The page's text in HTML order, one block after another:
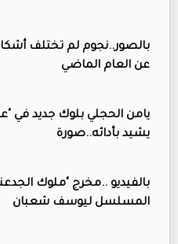
عن العام الماضي
يامن الحجلي بلوك جديد في
يشيد بأدائه..صورة
بالفيديو ..مخرج "ملوك
المسلسل ليوسف شعبان